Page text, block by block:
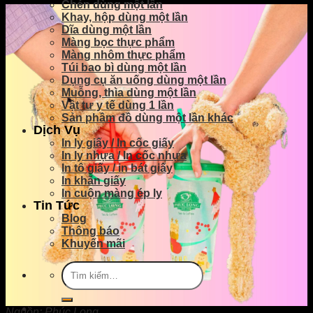
Chén dùng một lần
Khay, hộp dùng một lần
Dĩa dùng một lần
Màng bọc thực phẩm
Màng nhôm thực phẩm
Túi bao bì dùng một lần
Dụng cụ ăn uống dùng một lần
Muỗng, thìa dùng một lần
Vật tư y tế dùng 1 lần
Sản phầm đồ dùng một lần khác
Dịch Vụ
In ly giấy / In cốc giấy
In ly nhựa / In cốc nhựa
In tô giấy / in bát giấy
In khăn giấy
In cuộn màng ép ly
Tin Tức
Blog
Thông báo
Khuyến mãi
Tìm
kiếm: